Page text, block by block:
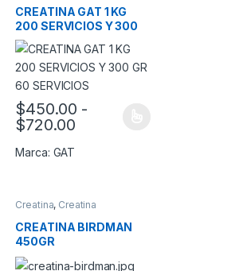
CREATINA GAT 1 KG
200 SERVICIOS Y 300
GR 60 SERVICIOS
$450.00 -
$720.00Rango de precios:
Este producto tiene múltiples variantes.
Marca: GAT
Creatina, Creatina
CREATINA BIRDMAN
450GR